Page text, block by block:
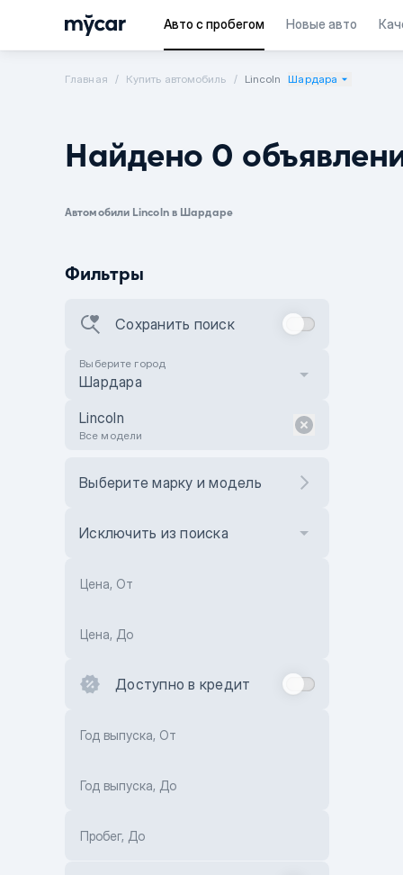
Авто с пробегом Новые авто
Главная Купить автомобиль Lincoln Шардара
Найдено 0
Автомобили Lincoln в Шардаре
Фильтры
Сохранить поиск
Выберите город
Шардара
Lincoln
Все модели
Выберите марку и модель
Исключить из поиска
Цена, От
Цена, До
Доступно в кредит
Год выпуска, От
Год выпуска, До
Пробег, До